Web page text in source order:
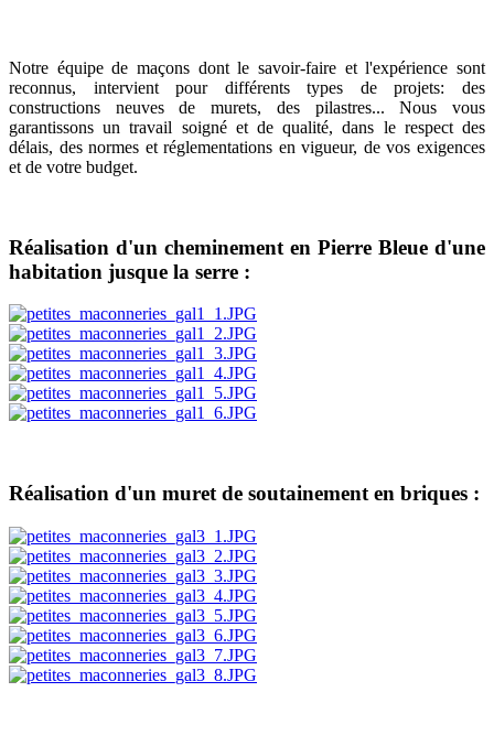
Notre équipe de maçons dont le savoir-faire et l'expérience sont
reconnus, intervient pour différents types de projets: des
constructions neuves de murets, des pilastres... Nous vous
garantissons un travail soigné et de qualité, dans le respect des
délais, des normes et réglementations en vigueur, de vos exigences
et de votre budget.
Réalisation d'un cheminement en Pierre Bleue d'une
habitation jusque la serre :
Réalisation d'un muret de soutainement en briques :